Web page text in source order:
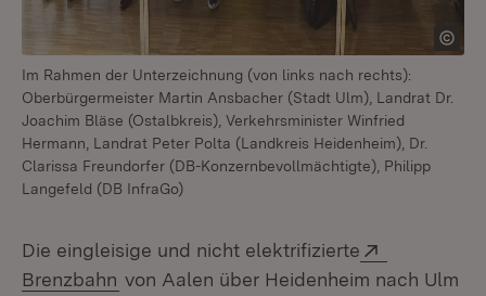
Im Rahmen der Unterzeichnung (von links nach rechts):
Oberbürgermeister Martin Ansbacher (Stadt Ulm), Landrat Dr.
Joachim Bläse (Ostalbkreis), Verkehrsminister Winfried
Hermann, Landrat Peter Polta (Landkreis Heidenheim), Dr.
Clarissa Freundorfer (DB-Konzernbevollmächtigte), Philipp
Langefeld (DB InfraGo)
Die eingleisige und nicht elektrifizierte
Brenzbahn (Öffnet in neuem Fenster)
von Aalen über Heidenheim nach Ulm